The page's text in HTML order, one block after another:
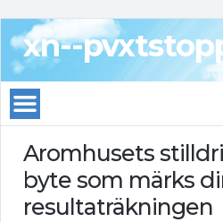
xn--
Aromhusets
byte som märks
resultaträkningen